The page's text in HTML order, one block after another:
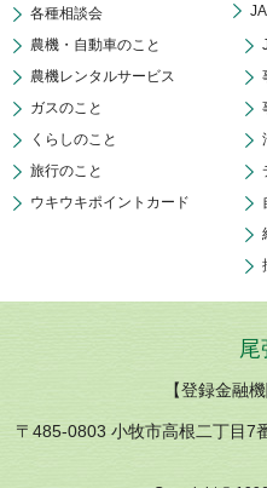
各種相談会
農機・自動車のこと
農機レンタルサービス
ガスのこと
くらしのこと
旅行のこと
ウキウキポイントカード
【登録金融
〒485-0803 小牧市高根二丁目7